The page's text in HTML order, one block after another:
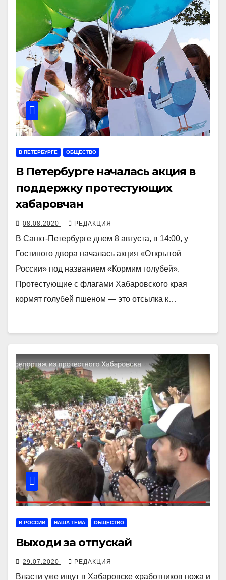
В ПЕТЕРБУРГЕ ОБЩЕСТВО
В Петербурге началась акция в
поддержку протестующих
хабаровчан
08.08.2020 РЕДАКЦИЯ
В Санкт-Петербурге днем 8 августа, в 14:00, у
Гостиного двора началась акция «Открытой
России» под названием «Кормим голубей».
Протестующие с флагами Хабаровского края
кормят голубей пшеном — это отсылка к…
В РОССИИ НАША ТЕМА ОБЩЕСТВО
Выходи за отпускай
29.07.2020 РЕДАКЦИЯ
Власти уже ищут в Хабаровске «работников ножа и